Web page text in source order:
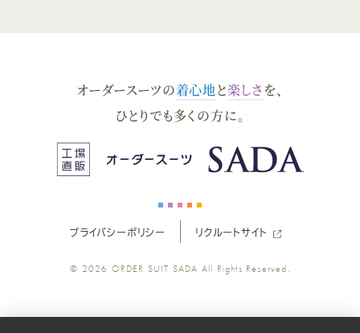
ー
ス
ツ
ー
ス
ー
ー
ス
ー
ツ
ー
ス
ツ
ス
ツ
オーダースーツの着心地と楽しさ を、
ひとりでも多くの方に。
プライバシーポリシー リクルートサイト
© 2026 ORDER SUIT SADA All Rights Reserved.